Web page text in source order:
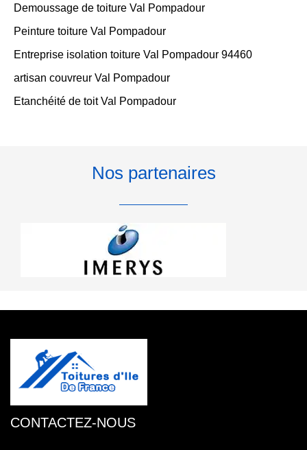
Demoussage de toiture Val Pompadour
Peinture toiture Val Pompadour
Entreprise isolation toiture Val Pompadour 94460
artisan couvreur Val Pompadour
Etanchéité de toit Val Pompadour
Nos partenaires
CONTACTEZ-NOUS